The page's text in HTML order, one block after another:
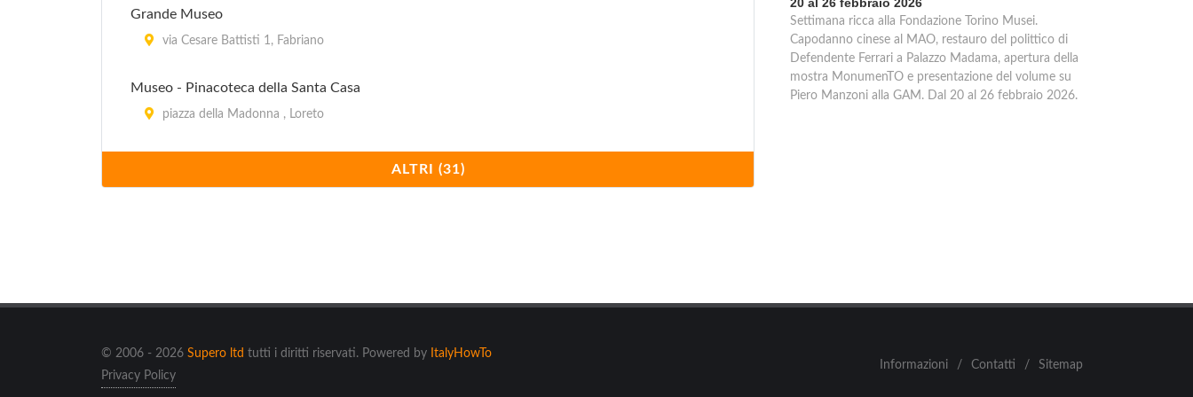
Grande Museo
via Cesare Battisti 1, Fabriano
Museo - Pinacoteca della Santa Casa
piazza della Madonna , Loreto
piazza Colocci , Jesi
Museo Archeologico Nazionale delle Marche
Museo Archeologico Statale
ALTRI (31)
Settimana ricca alla Fondazione Torino Musei.
Capodanno cinese al MAO, restauro del polittico di
Defendente Ferrari a Palazzo Madama, apertura della
mostra MonumenTO e presentazione del volume su
Piero Manzoni alla GAM. Dal 20 al 26 febbraio 2026.
© 2006 - 2026 Supero ltd tutti i diritti riservati. Powered by ItalyHowTo
Privacy Policy
Informazioni / Contatti / Sitemap